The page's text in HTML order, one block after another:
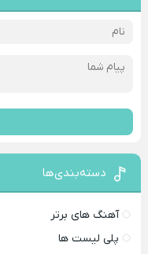
دسته‌بندی‌ها
آهنگ های برتر
پلی لیست ها